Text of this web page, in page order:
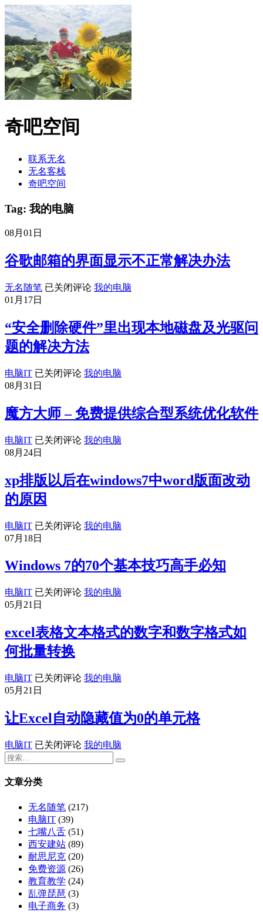
奇吧空间
联系无名
无名客栈
奇吧空间
Tag: 我的电脑
08月01日
谷歌邮箱的界面显示不正常解决办法
无名随笔 谷
箱
的
界
显
正
常
解
决
法
已关闭评论 我的电脑
01月17日
“安全删除硬件”里出现本地磁盘及光驱问
题的解决方法
电脑IT “安
全
除
硬
件”
里
出
现
本
地
磁
盘
及
光
问
的
解
方
法
已关闭评论 我的电脑
08月31日
魔方大师 – 免费提供综合型系统优化软件
电脑IT 魔
方
师
–
免
提
供
合
型
系
统
优
化
软
件
已关闭评论 我的电脑
08月24日
xp排版以后在windows7中word版面改动
的原因
电脑IT xp
排
以
后
windows7
中
版
面
改
的
原
已关闭评论 我的电脑
07月18日
Windows 7的70个基本技巧高手必知
电脑IT Windows
7
70
个
基
本
技
巧
高
必
已关闭评论 我的电脑
05月21日
excel表格文本格式的数字和数字格式如
何批量转换
电脑IT excel
表
本
式
的
字
数
字
格
式
如
何
批
量
转
已关闭评论 我的电脑
05月21日
让Excel自动隐藏值为0的单元格
电脑IT 让
自
动
藏
值
为
0
的
单
元
格
已关闭评论 我的电脑
文章分类
无名随笔 (217)
电脑IT (39)
七嘴八舌 (51)
西安建站 (89)
耐思尼克 (20)
免费资源 (26)
教育教学 (24)
乱弹琵琶 (3)
电子商务 (3)